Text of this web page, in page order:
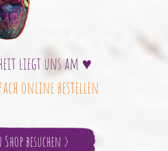
liegt uns am ♥
online bestellen
besuchen >